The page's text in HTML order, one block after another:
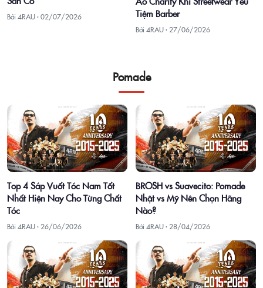
Bởi 4RAU ·02/07/2026
Tiệm Barber
Bởi 4RAU · 27/06/2026
Pomade
Top 4 Sáp Vuốt Tóc Nam Tốt
Nhất Hiện Nay Cho Từng Chất
Tóc
Bởi 4RAU · 26/06/2026
BROSH vs Suavecito: Pomade
Nhật vs Mỹ Nên Chọn Hãng
Nào?
Bởi 4RAU · 28/04/2026